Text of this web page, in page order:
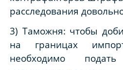
расследования
3) Таможня: чтобы
на границах
необходимо